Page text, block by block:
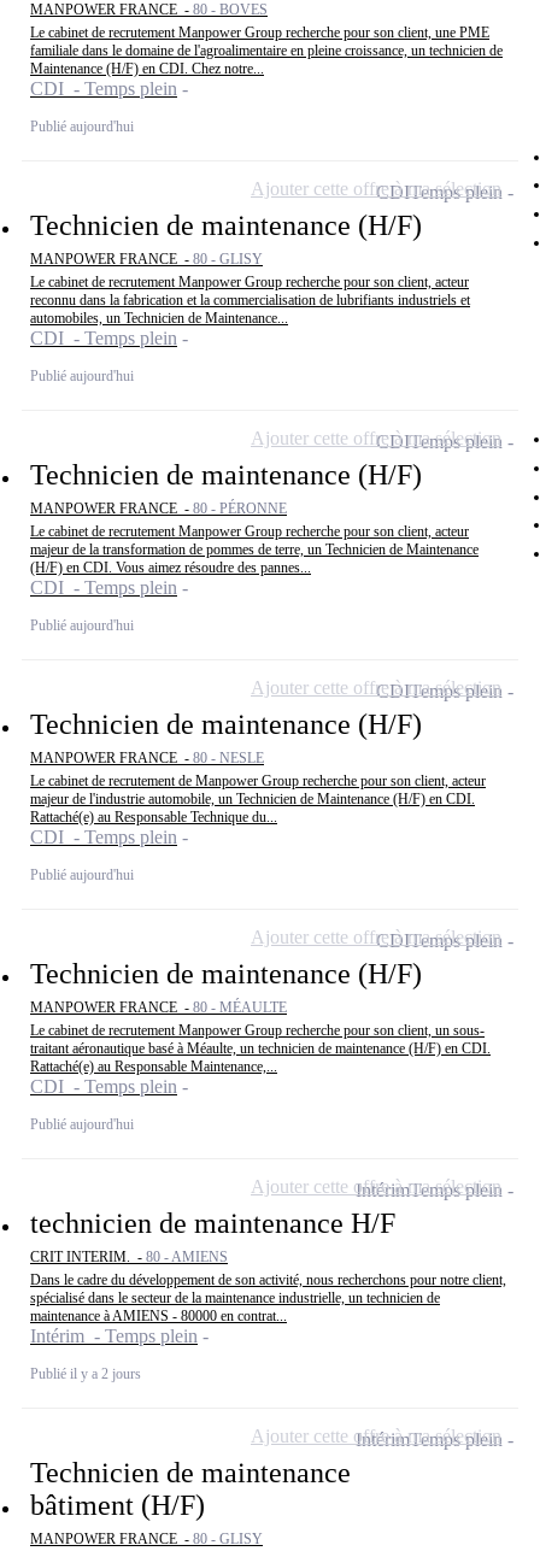
MANPOWER FRANCE - 80 - BOVES
Le cabinet de recrutement Manpower Group recherche pour son client, une PME
familiale dans le domaine de l'agroalimentaire en pleine croissance, un technicien de
Maintenance (H/F) en CDI. Chez notre...
CDI - Temps plein
Publié aujourd'hui
Technicien de maintenance (H/F)
MANPOWER FRANCE - 80 - GLISY
Le cabinet de recrutement Manpower Group recherche pour son client, acteur
reconnu dans la fabrication et la commercialisation de lubrifiants industriels et
automobiles, un Technicien de Maintenance...
CDI - Temps plein
Publié aujourd'hui
CDITemps plein
Ajouter cette offre à ma sélection
Technicien de maintenance (H/F)
MANPOWER FRANCE - 80 - PÉRONNE
Le cabinet de recrutement Manpower Group recherche pour son client, acteur
majeur de la transformation de pommes de terre, un Technicien de Maintenance
(H/F) en CDI. Vous aimez résoudre des pannes...
CDI - Temps plein
Publié aujourd'hui
CDITemps plein
Ajouter cette offre à ma sélection
Technicien de maintenance (H/F)
MANPOWER FRANCE - 80 - NESLE
Le cabinet de recrutement de Manpower Group recherche pour son client, acteur
majeur de l'industrie automobile, un Technicien de Maintenance (H/F) en CDI.
Rattaché(e) au Responsable Technique du...
CDI - Temps plein
Publié aujourd'hui
CDITemps plein
Ajouter cette offre à ma sélection
Technicien de maintenance (H/F)
MANPOWER FRANCE - 80 - MÉAULTE
Le cabinet de recrutement Manpower Group recherche pour son client, un sous-
traitant aéronautique basé à Méaulte, un technicien de maintenance (H/F) en CDI.
Rattaché(e) au Responsable Maintenance,...
CDI - Temps plein
Publié aujourd'hui
CDITemps plein
Ajouter cette offre à ma sélection
technicien de maintenance H/F
CRIT INTERIM. - 80 - AMIENS
Dans le cadre du développement de son activité, nous recherchons pour notre client,
spécialisé dans le secteur de la maintenance industrielle, un technicien de
maintenance à AMIENS - 80000 en contrat...
Intérim - Temps plein
Publié il y a 2 jours
IntérimTemps plein
Ajouter cette offre à ma sélection
Technicien de maintenance
bâtiment (H/F)
MANPOWER FRANCE - 80 - GLISY
IntérimTemps plein
Ajouter cette offre à ma sélection